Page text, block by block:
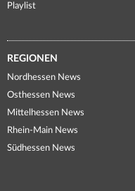
Playlist
REGIONEN
Nordhessen News
Osthessen News
Mittelhessen News
Rhein-Main News
Südhessen News